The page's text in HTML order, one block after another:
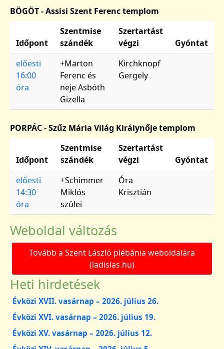
BÖGÖT - Assisi Szent Ferenc templom
Időpont
Szentmise
szándék
Szertartást
végzi
Gyóntat
előesti
16:00
óra
+Marton
Ferenc és
neje Asbóth
Gizella
Kirchknopf
Gergely
PORPÁC - Szűz Mária Világ Királynője templom
Időpont
Szentmise
szándék
Szertartást
végzi
Gyóntat
előesti
14:30
óra
+Schimmer
Miklós
szülei
Óra
Krisztián
Weboldal változás
Tovább a Szent László plébánia weboldalára
(ladislas.hu)
Heti hirdetések
Évközi XVII. vasárnap – 2026. július 26.
Évközi XVI. vasárnap – 2026. július 19.
Évközi XV. vasárnap – 2026. július 12.